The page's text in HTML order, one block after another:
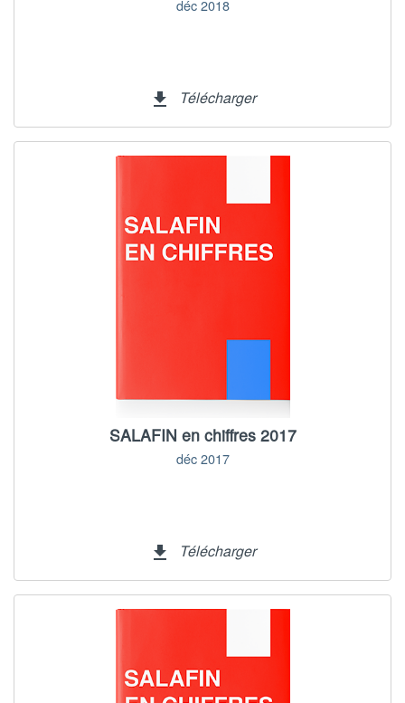
déc 2018
file_download Télécharger
SALAFIN en chiffres 2017
déc 2017
file_download Télécharger